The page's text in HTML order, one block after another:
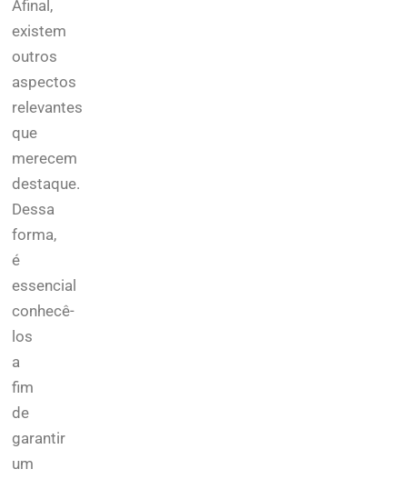
Afinal,
existem
outros
aspectos
relevantes
que
merecem
destaque.
Dessa
forma,
é
essencial
conhecê-
los
a
fim
de
garantir
um